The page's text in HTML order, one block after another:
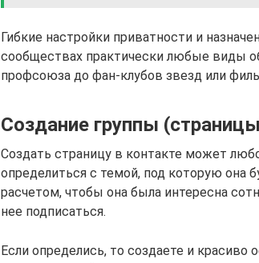
Гибкие настройки приватности и
сообществах практически любые виды
профсоюза до фан-клубов звезд или
Создание группы
Создать страницу в контакте может
определиться с темой, под которую она
расчетом, чтобы она была интересна
нее подписаться.
Если определись, то создаете и